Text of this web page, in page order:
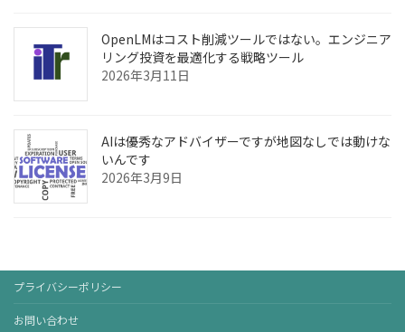
OpenLMはコスト削減ツールではない。エンジニア
リング投資を最適化する戦略ツール
2026年3月11日
AIは優秀なアドバイザーですが地図なしでは動けな
いんです
2026年3月9日
プライバシーポリシー
お問い合わせ